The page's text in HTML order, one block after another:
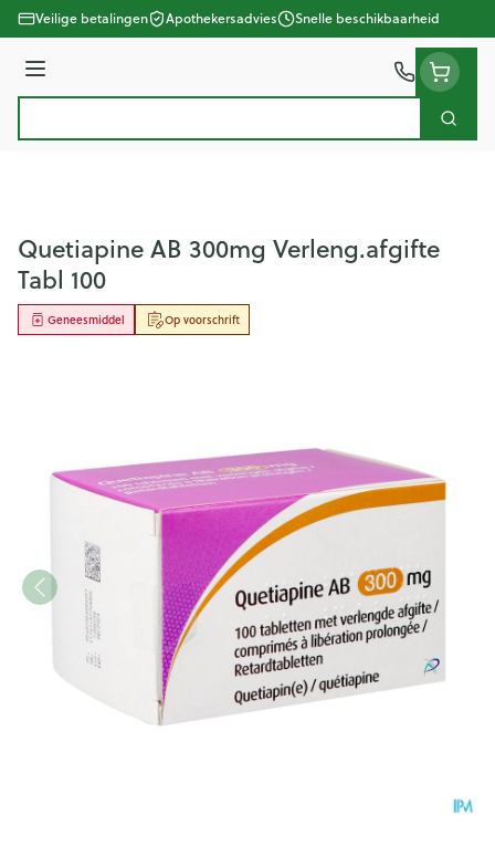
Ga naar de inhoud
Veilige betalingen Apothekersadvies Snelle beschikbaarheid
Menu
Zoek
Quetiapine AB 300mg Verleng.afgifte
Tabl 100
Op voorschrift
Geneesmiddel